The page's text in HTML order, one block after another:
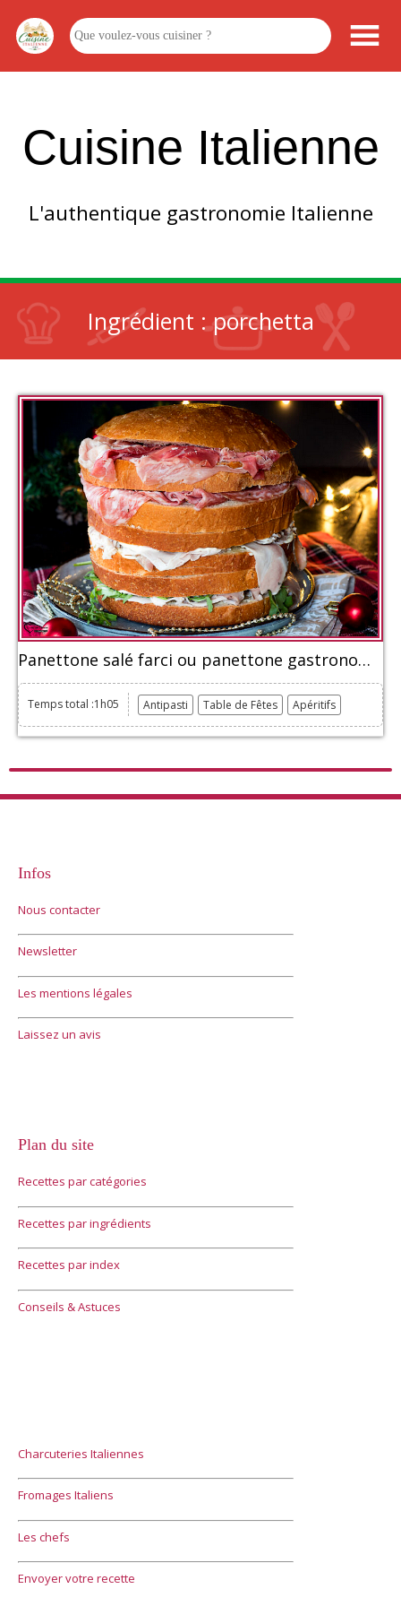
Cuisine Italienne
L'authentique gastronomie Italienne
Ingrédient :porchetta
Panettone salé farci ou panettone gastronomique
Temps total :1h05 Antipasti Table de Fêtes Apéritifs
Infos
Nous contacter
Newsletter
Les mentions légales
Laissez un avis
Plan du site
Recettes par catégories
Recettes par ingrédients
Recettes par index
Conseils & Astuces
Charcuteries Italiennes
Fromages Italiens
Les chefs
Envoyer votre recette